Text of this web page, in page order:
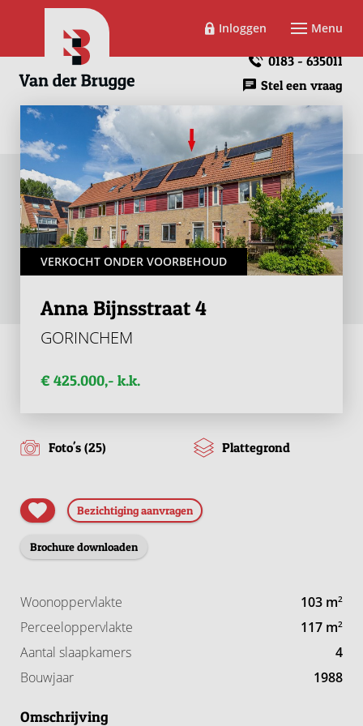
Inloggen Menu
0183 - 635011
Stel een vraag
VERKOCHT ONDER VOORBEHOUD
Anna Bijnsstraat 4
GORINCHEM
€ 425.000,- k.k.
Foto's (25) Plattegrond
Bezichtiging aanvragen
Brochure downloaden
Woonoppervlakte 103 m2
Perceeloppervlakte 117 m2
Aantal slaapkamers
4
Bouwjaar
1988
Omschrijving